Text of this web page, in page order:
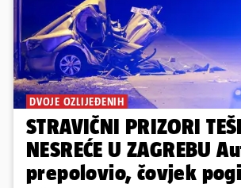
DVOJE OZLIJEĐENIH
STRAVIČNI PRIZORI
NESREĆE U ZAGREBU
prepolovio, čovjek